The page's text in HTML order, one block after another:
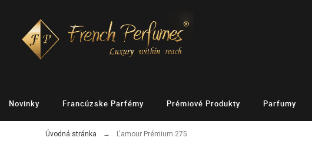
Novinky Francúzske Parfémy Prémiové Produkty Parfumy
Úvodná stránka L'amour Prémium 275